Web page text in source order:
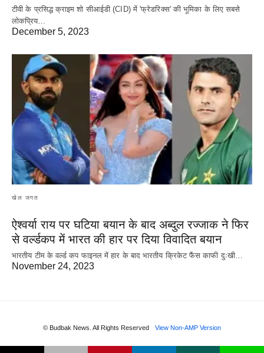
टीवी के प्रसिद्ध क्राइम शो सीआईडी (CID) में 'फ्रेडरिक्स' की भूमिका के लिए सबसे
लोकप्रिय…
December 5, 2023
खेल जगत
ऐश्वर्या राय पर‌ घटिया बयान के बाद अब्दुल रज्जाक ने फिर
से वर्ल्डकप में भारत की हार पर दिया विवादित बयान
भारतीय टीम के वर्ल्ड कप फाइनल में हार के‌ बाद भारतीय क्रिकेट फैंस काफी दुःखी…
November 24, 2023
© Budbak News. All Rights Reserved View Non-AMP Version